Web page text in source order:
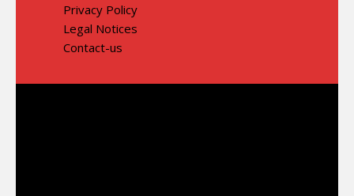
Privacy Policy
Legal Notices
Contact-us